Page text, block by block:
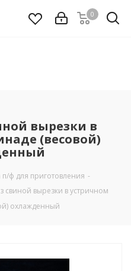
0
вырезки в
(весовой)
ф для приготовления -
вырезки в устричном
охлажденный